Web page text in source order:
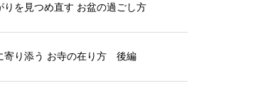
りを見つめ直す お盆の過ごし方
寄り添う お寺の在り方 後編